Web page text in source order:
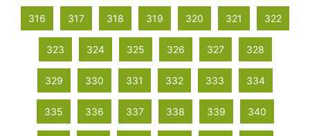
316 317 318 319 320 321 322
323 324 325 326 327 328
329 330 331 332 333 334
335 336 337 338 339 340